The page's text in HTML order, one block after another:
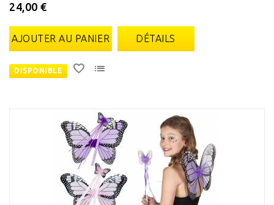
24,00 €
AJOUTER AU PANIER DÉTAILS
DISPONIBLE